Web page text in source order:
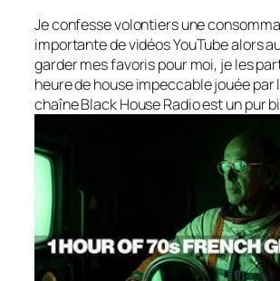
Je confesse volontiers une
importante de vidéos YouTube alors
garder mes favoris pour moi, je les
heure de house impeccable jouée par
chaîne Black House Radio est un pur